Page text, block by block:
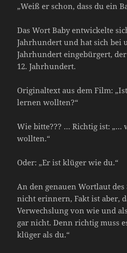
„Weiß er schon, dass du ein
Das Wort Baby entwickelte
Jahrhundert und hat sich bei
Jahrhundert eingebürgert,
12. Jahrhundert.
Originaltext aus dem Film:
lernen wollten?“
Wie bitte??? … Richtig ist: „…
wollten.“
Oder: „Er ist klüger wie du.“
An den genauen Wortlaut
nicht erinnern, Fakt ist aber,
Verwechslung von wie und
gar nicht. Denn richtig muss
klüger als du.“